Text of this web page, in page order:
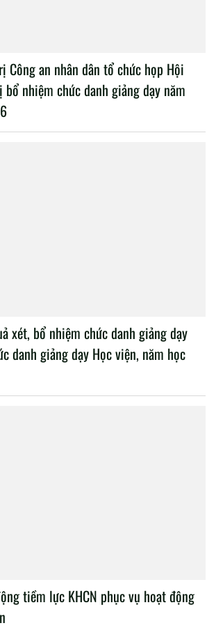
Công an nhân dân tổ chức họp Hội
nhiệm chức danh giảng dạy năm
xét, bổ nhiệm chức danh giảng dạy
danh giảng dạy Học viện, năm học
tiềm lực KHCN phục vụ hoạt động